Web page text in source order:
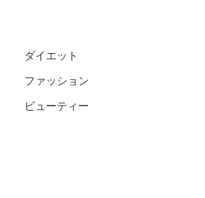
ダイエット
ファッション
ビューティー